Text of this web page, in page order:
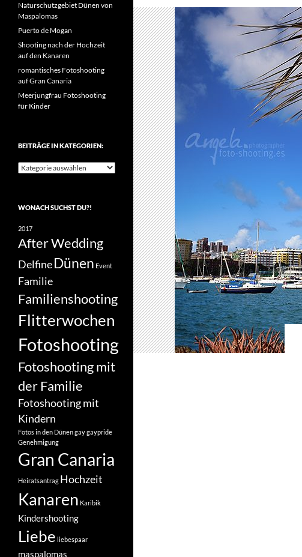
Naturschutzgebiet Dünen von
Maspalomas
Puerto de Mogan
Shooting nach der Hochzeit
auf den Kanaren
romantisches Fotoshooting
auf Gran Canaria
Meerjungfrau Fotoshooting
für Kinder
BEITRÄGE IN KATEGORIEN:
Beiträge
WONACH SUCHST DU?!
2017
After Wedding
DelfineDünen Event
Familie
Familienshooting
Flitterwochen
Fotoshooting
Fotoshooting mit
der Familie
Fotoshooting mit
Kindern
Fotos in den Dünengaygaypride
Genehmigung
Gran Canaria
Heiratsantrag Hochzeit
Kanaren Karibik
Kindershooting
Liebe liebespaar
maspalomas